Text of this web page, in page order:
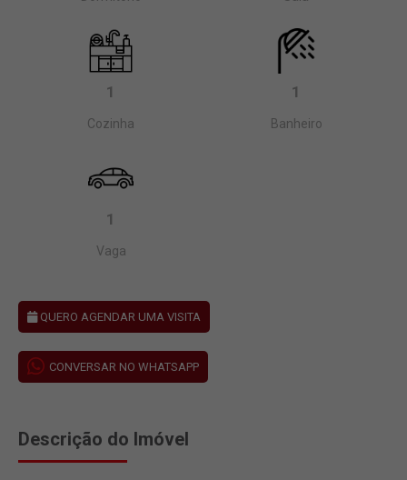
1
Cozinha
1
Banheiro
1
Vaga
QUERO AGENDAR UMA VISITA
CONVERSAR NO WHATSAPP
Descrição do Imóvel